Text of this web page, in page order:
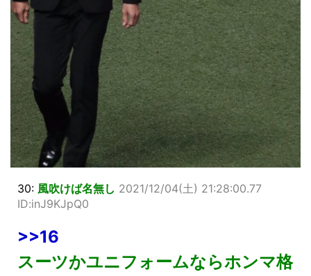
30: 風吹けば名無し 2021/12/04(土) 21:28:00.77
ID:inJ9KJpQ0
>>16
スーツかユニフォームならホンマ格